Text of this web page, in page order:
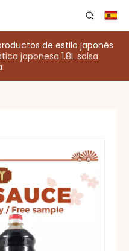
de estilo japonés
japonesa 1.8L salsa